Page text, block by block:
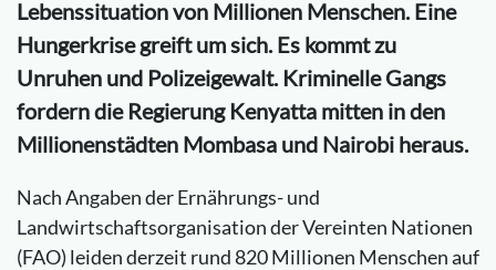
Lebenssituation von Millionen Menschen. Eine
Hungerkrise greift um sich. Es kommt zu
Unruhen und Polizeigewalt. Kriminelle Gangs
fordern die Regierung Kenyatta mitten in den
Millionenstädten Mombasa und Nairobi heraus.
Nach Angaben der Ernährungs- und
Landwirtschaftsorganisation der Vereinten Nationen
(FAO) leiden derzeit rund 820 Millionen Menschen auf